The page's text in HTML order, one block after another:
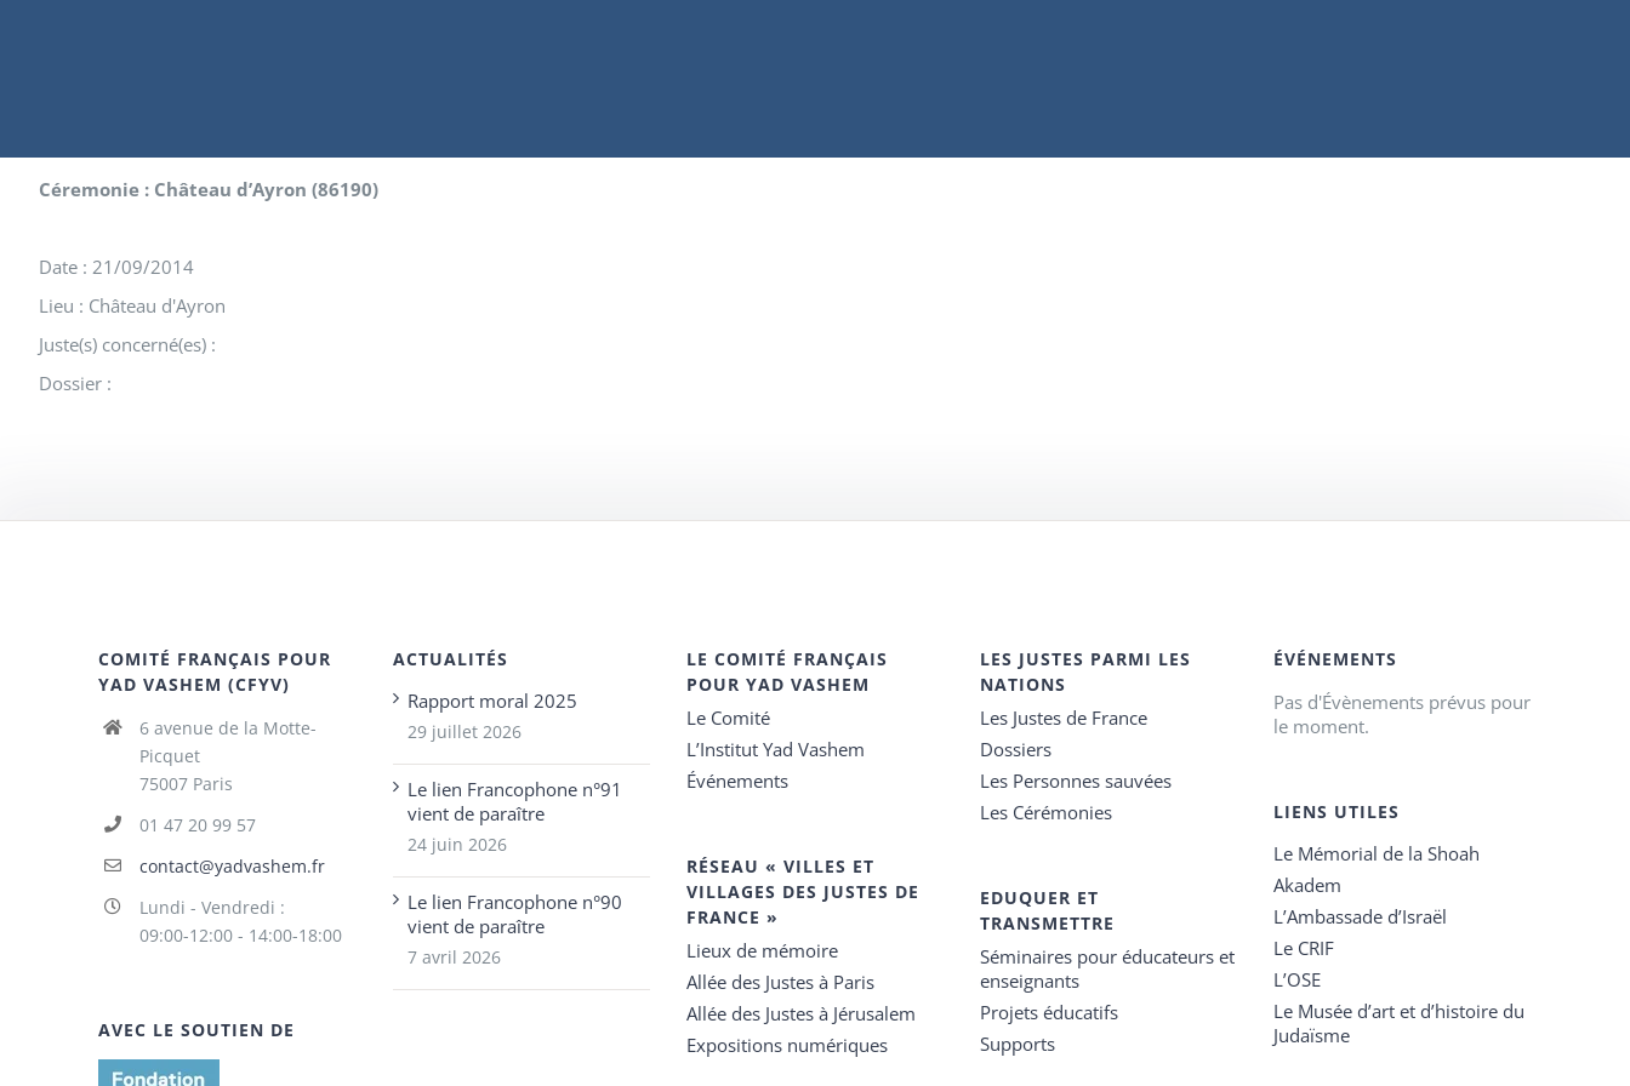
Céremonie : Château d’Ayron (86190)
Date : 21/09/2014
Lieu : Château d'Ayron
Juste(s) concerné(es) :
Dossier :
COMITÉ FRANÇAIS POUR
YAD VASHEM (CFYV)
6 avenue de la Motte-
Picquet
75007 Paris
01 47 20 99 57
contact@yadvashem.fr
Lundi - Vendredi :
09:00-12:00 - 14:00-18:00
AVEC LE SOUTIEN DE
ACTUALITÉS
Rapport moral 2025
29 juillet 2026
Le lien Francophone n°91
vient de paraître
24 juin 2026
Le lien Francophone n°90
vient de paraître
7 avril 2026
LE COMITÉ FRANÇAIS
POUR YAD VASHEM
Le Comité
L’Institut Yad Vashem
Événements
RÉSEAU « VILLES ET
VILLAGES DES JUSTES DE
FRANCE »
Lieux de mémoire
Allée des Justes à Paris
Allée des Justes à Jérusalem
Expositions numériques
LES JUSTES PARMI LES
NATIONS
Les Justes de France
Dossiers
Les Personnes sauvées
Les Cérémonies
EDUQUER ET
TRANSMETTRE
Séminaires pour éducateurs et
enseignants
Projets éducatifs
Supports
ÉVÉNEMENTS
Pas d'Évènements prévus pour
le moment.
LIENS UTILES
Le Mémorial de la Shoah
Akadem
L’Ambassade d’Israël
Le CRIF
L’OSE
Le Musée d’art et d’histoire du
Judaïsme